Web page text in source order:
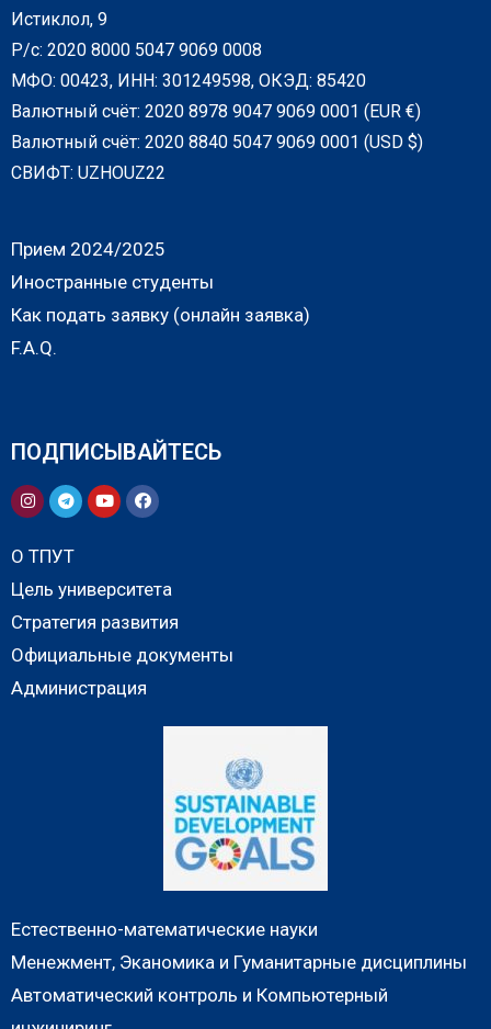
Истиклол, 9
Р/с: 2020 8000 5047 9069 0008
МФО: 00423, ИНН: 301249598, ОКЭД: 85420
Валютный счёт: 2020 8978 9047 9069 0001 (EUR €)
Валютный счёт: 2020 8840 5047 9069 0001 (USD $)
СВИФТ: UZHOUZ22
Прием 2024/2025
Иностранные студенты
Как подать заявку (онлайн заявка)
F.A.Q.
ПОДПИСЫВАЙТЕСЬ
О ТПУТ
Цель университета
Стратегия развития
Официальные документы
Администрация
Естественно-математические науки
Менежмент, Эканомика и Гуманитарные дисциплины
Автоматический контроль и Компьютерный